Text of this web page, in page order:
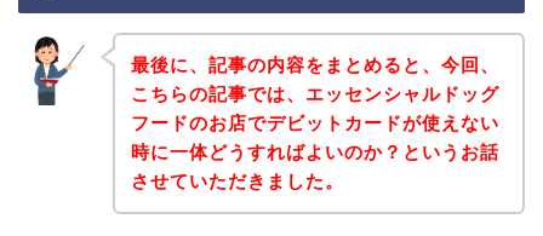
最後に、記事の内容をまとめると、今回、
こちらの記事では、エッセンシャルドッグ
フードのお店でデビットカードが使えない
時に一体どうすればよいのか？というお話
させていただきました。